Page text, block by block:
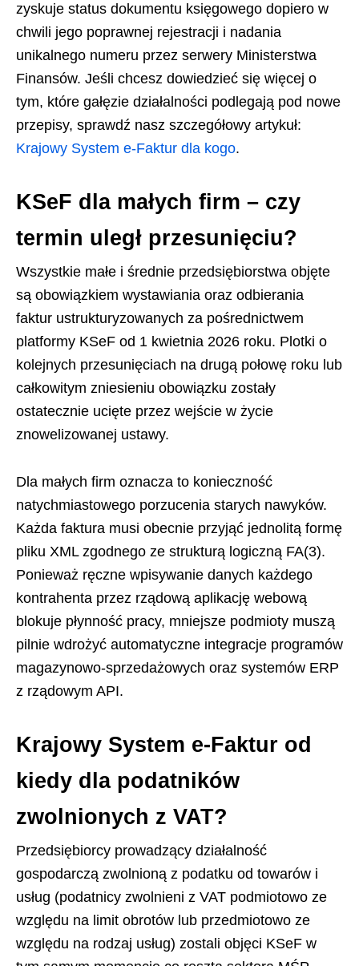
zyskuje status dokumentu księgowego dopiero w
chwili jego poprawnej rejestracji i nadania
unikalnego numeru przez serwery Ministerstwa
Finansów. Jeśli chcesz dowiedzieć się więcej o
tym, które gałęzie działalności podlegają pod nowe
przepisy, sprawdź nasz szczegółowy artykuł:
Krajowy System e-Faktur dla kogo.
KSeF dla małych firm – czy
termin uległ przesunięciu?
Wszystkie małe i średnie przedsiębiorstwa objęte
są obowiązkiem wystawiania oraz odbierania
faktur ustrukturyzowanych za pośrednictwem
platformy KSeF od 1 kwietnia 2026 roku. Plotki o
kolejnych przesunięciach na drugą połowę roku lub
całkowitym zniesieniu obowiązku zostały
ostatecznie ucięte przez wejście w życie
znowelizowanej ustawy.
Dla małych firm oznacza to konieczność
natychmiastowego porzucenia starych nawyków.
Każda faktura musi obecnie przyjąć jednolitą formę
pliku XML zgodnego ze strukturą logiczną FA(3).
Ponieważ ręczne wpisywanie danych każdego
kontrahenta przez rządową aplikację webową
blokuje płynność pracy, mniejsze podmioty muszą
pilnie wdrożyć automatyczne integracje programów
magazynowo-sprzedażowych oraz systemów ERP
z rządowym API.
Krajowy System e-Faktur od
kiedy dla podatników
zwolnionych z VAT?
Przedsiębiorcy prowadzący działalność
gospodarczą zwolnioną z podatku od towarów i
usług (podatnicy zwolnieni z VAT podmiotowo ze
względu na limit obrotów lub przedmiotowo ze
względu na rodzaj usług) zostali objęci KSeF w